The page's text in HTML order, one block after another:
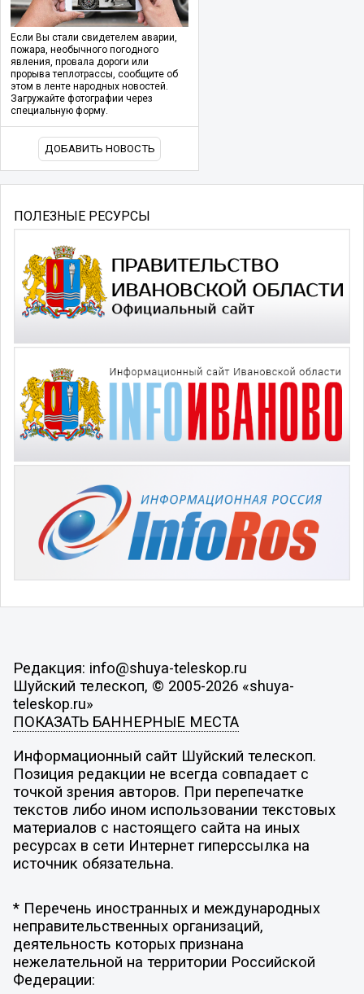
Если Вы стали свидетелем аварии,
пожара, необычного погодного
явления, провала дороги или
прорыва теплотрассы, сообщите об
этом в ленте народных новостей.
Загружайте фотографии через
специальную форму.
ДОБАВИТЬ НОВОСТЬ
ПОЛЕЗНЫЕ РЕСУРСЫ
Редакция: info@shuya-teleskop.ru
Шуйский телескоп, © 2005-2026 «shuya-
teleskop.ru»
ПОКАЗАТЬ БАННЕРНЫЕ МЕСТА
Информационный сайт Шуйский телескоп.
Позиция редакции не всегда совпадает с
точкой зрения авторов. При перепечатке
текстов либо ином использовании текстовых
материалов с настоящего сайта на иных
ресурсах в сети Интернет гиперссылка на
источник обязательна.
* Перечень иностранных и международных
неправительственных организаций,
деятельность которых признана
нежелательной на территории Российской
Федерации: